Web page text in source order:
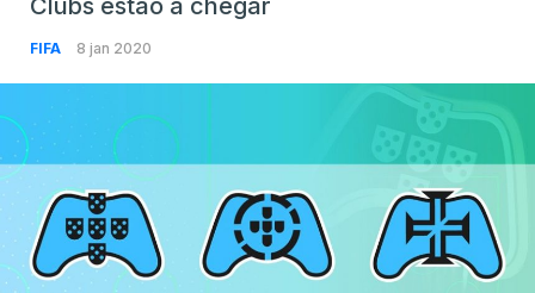
Clubs estão a chegar
FIFA 8 jan 2020